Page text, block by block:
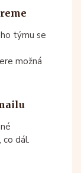
týmu se
možná
dál.